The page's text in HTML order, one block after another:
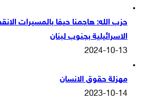
حزب الله: هاجمنا حيفا بالمسيرات
الاسرائيلية بجنوب لبنان
2024-10-13
مهزلة حقوق الانسان
2023-10-14